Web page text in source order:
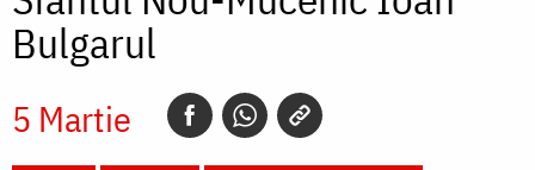
Bulgarul
5 Martie